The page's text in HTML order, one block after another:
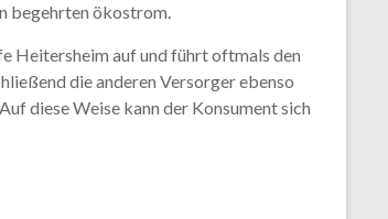
begehrten ökostrom.
Heitersheim auf und führt oftmals den
die anderen Versorger ebenso
diese Weise kann der Konsument sich